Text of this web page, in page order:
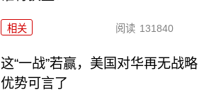
相关 阅读 131840
这“一战”若赢，美国对华再无战略
优势可言了